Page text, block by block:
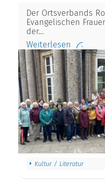
Der Ortsverbands
Evangelischen
der…
Weiterlesen
Kultur / Literatur